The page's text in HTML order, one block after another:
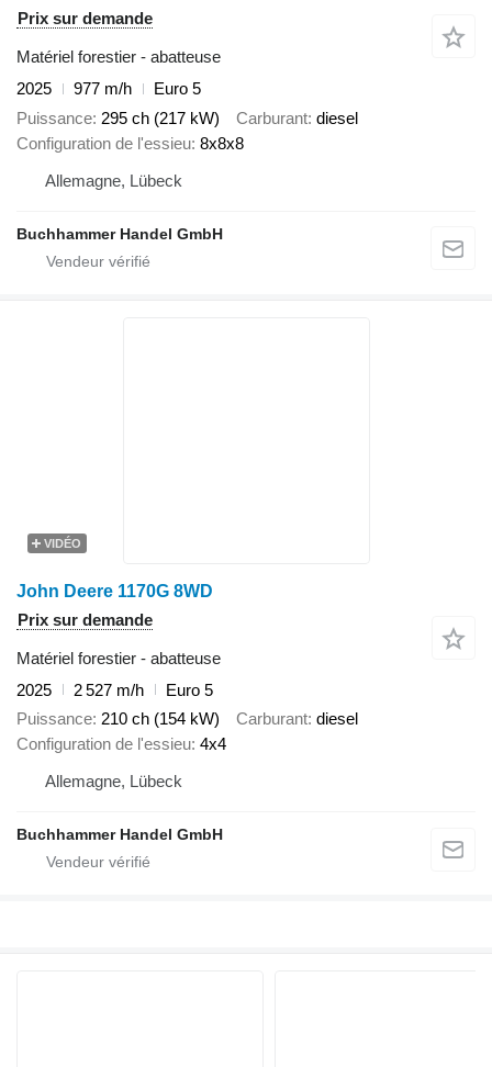
Prix sur demande
Matériel forestier - abatteuse
2025
977 m/h
Euro 5
Puissance 295 ch (217 kW) Carburant diesel
Configuration de l'essieu 8x8x8
Allemagne, Lübeck
Buchhammer Handel GmbH
VIDÉO
John Deere 1170G 8WD
Prix sur demande
Matériel forestier - abatteuse
2025
2 527 m/h
Euro 5
Puissance 210 ch (154 kW) Carburant diesel
Configuration de l'essieu 4x4
Allemagne, Lübeck
Buchhammer Handel GmbH